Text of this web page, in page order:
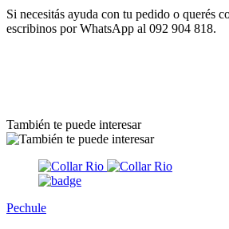
Si necesitás ayuda con tu pedido o querés
escribinos por WhatsApp al 092 904 818.
También te puede interesar
Pechule